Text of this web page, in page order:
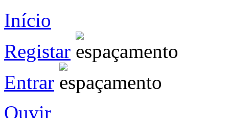
Início
Registar
Entrar
Ouvir